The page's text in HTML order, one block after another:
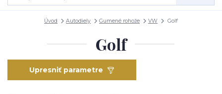
Úvod Autodiely Gumené rohože VW Golf
Golf
Upresniť parametre